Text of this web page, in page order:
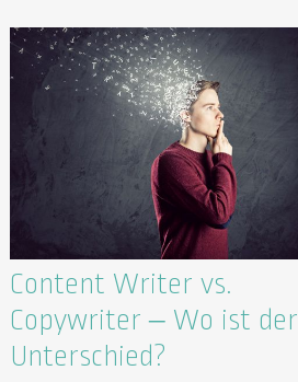
Content Writer vs.
Copywriter – Wo ist der
Unterschied?